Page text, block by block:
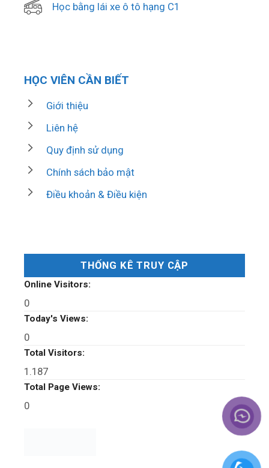
Học bằng lái xe ô tô hạng C1
HỌC VIÊN CẦN BIẾT
Giới thiệu
Liên hệ
Quy định sử dụng
Chính sách bảo mật
Điều khoản & Điều kiện
THỐNG KÊ TRUY CẬP
Online Visitors:
0
Today's Views:
0
Total Visitors:
1.187
Total Page Views:
0